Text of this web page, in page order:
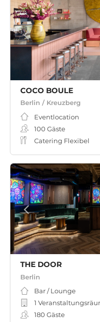
COCO BOULE
Berlin / Kreuzberg
Eventlocation
100 Gäste
Catering Flexibel
THE DOOR
Berlin
Bar / Lounge
1
180 Gäste